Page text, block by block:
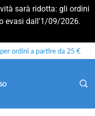
sarà ridotta: gli ordini
evasi dall'1/09/2026.